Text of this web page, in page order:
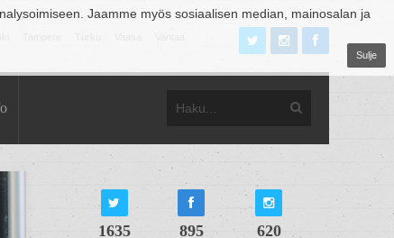
Jaamme myös sosiaalisen median, mainosalan ja
Sulje
1635 895 620